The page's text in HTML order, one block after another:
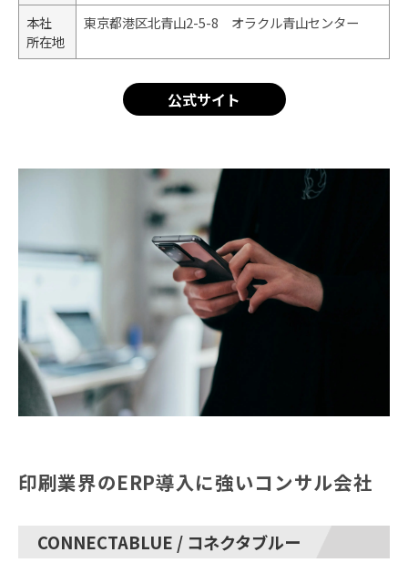
本社
所在地
東京都港区北青山2-5-8 オラクル青山センター
公式サイト
印刷業界のERP導入に強いコンサル会社
CONNECTABLUE / コネクタブルー